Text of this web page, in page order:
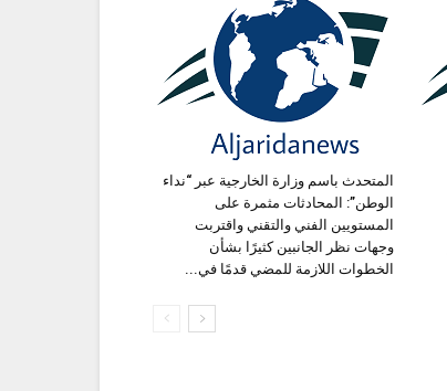
المتحدث باسم وزارة الخارجية عبر “نداء
الوطن”: المحادثات مثمرة على
المستويين الفني والتقني واقتربت
وجهات نظر الجانبين كثيرًا بشأن
الخطوات اللازمة للمضي قدمًا في...